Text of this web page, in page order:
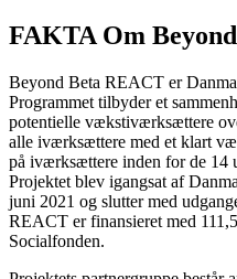
FAKTA Om
Beyond Beta REACT er
Programmet tilbyder et
potentielle vækstiværksættere
alle iværksættere med et klart
på iværksættere inden for de 14
Projektet blev igangsat af
juni 2021 og slutter med
REACT er finansieret med
Socialfonden.